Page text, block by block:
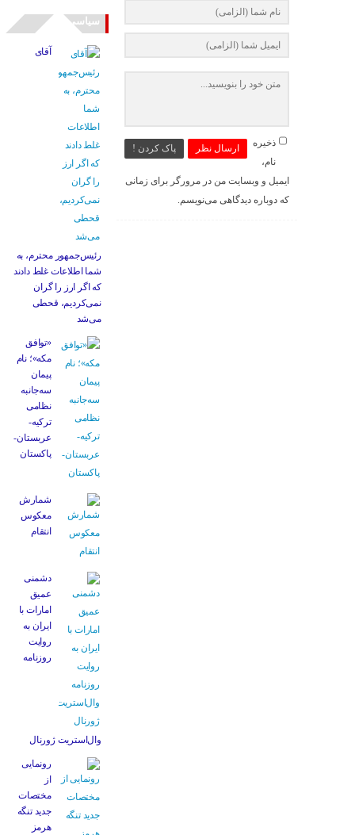
ارسال نظر پاک کردن !
ذخیره
نام،
ایمیل و وبسایت من در مرورگر برای زمانی
که دوباره دیدگاهی می‌نویسم.
سیاسی
آقای
رئیس‌جمهور محترم، به
شما اطلاعات غلط دادند
که اگر ارز را گران
نمی‌کردیم، قحطی
می‌شد
«توافق
مکه»؛ نام
پیمان
سه‌جانبه
نظامی
ترکیه-
عربستان-
پاکستان
شمارش
معکوس
انتقام
دشمنی
عمیق
امارات با
ایران به
روایت
روزنامه
وال‌استریت ژورنال
رونمایی
از
مختصات
جدید تنگه
هرمز